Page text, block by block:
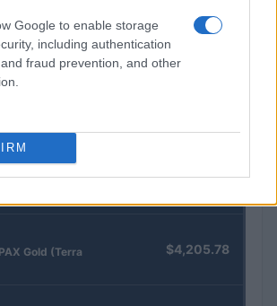
Google to enable storage
including authentication
fraud prevention, and other
BTC $83,270.00
Gold (Terra $4,205.78